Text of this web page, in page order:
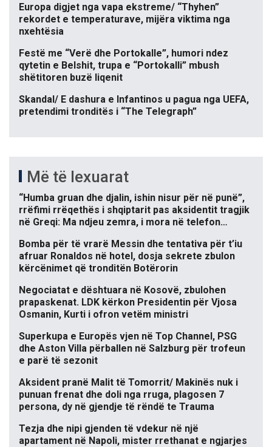
Europa digjet nga vapa ekstreme/ “Thyhen”
rekordet e temperaturave, mijëra viktima nga
nxehtësia
Festë me “Verë dhe Portokalle”, humori ndez
qytetin e Belshit, trupa e “Portokalli” mbush
shëtitoren buzë liqenit
Skandal/ E dashura e Infantinos u pagua nga UEFA,
pretendimi tronditës i “The Telegraph”
Më të lexuarat
“Humba gruan dhe djalin, ishin nisur për në punë”,
rrëfimi rrëqethës i shqiptarit pas aksidentit tragjik
në Greqi: Ma ndjeu zemra, i mora në telefon…
Bomba për të vrarë Messin dhe tentativa për t’iu
afruar Ronaldos në hotel, dosja sekrete zbulon
kërcënimet që tronditën Botërorin
Negociatat e dështuara në Kosovë, zbulohen
prapaskenat. LDK kërkon Presidentin për Vjosa
Osmanin, Kurti i ofron vetëm ministri
Superkupa e Europës vjen në Top Channel, PSG
dhe Aston Villa përballen në Salzburg për trofeun
e parë të sezonit
Aksident pranë Malit të Tomorrit/ Makinës nuk i
punuan frenat dhe doli nga rruga, plagosen 7
persona, dy në gjendje të rëndë te Trauma
Tezja dhe nipi gjenden të vdekur në një
apartament në Napoli, mister rrethanat e ngjarjes